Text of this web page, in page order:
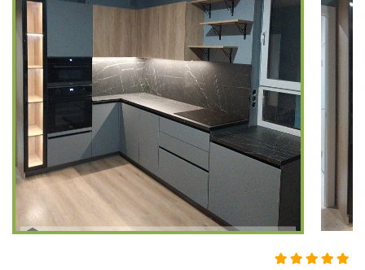
обработку
персональных
данных
также
Согласие
обработку
персональных
данных
метрическими
программами